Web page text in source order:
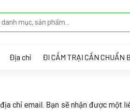
Địa chỉ ĐI CẮM TRẠI CẦN CHUẨN
chỉ email. Bạn sẽ nhận được một